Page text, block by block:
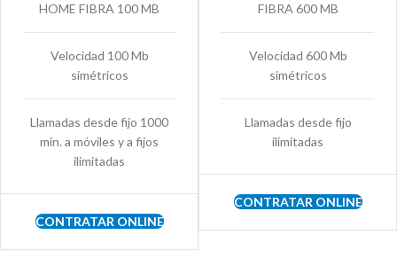
HOME FIBRA 100 MB
Velocidad 100 Mb
simétricos
Llamadas desde fijo 1000
min. a móviles y a fijos
ilimitadas
CONTRATAR ONLINE
FIBRA 600 MB
Velocidad 600 Mb
simétricos
Llamadas desde fijo
ilimitadas
CONTRATAR ONLINE